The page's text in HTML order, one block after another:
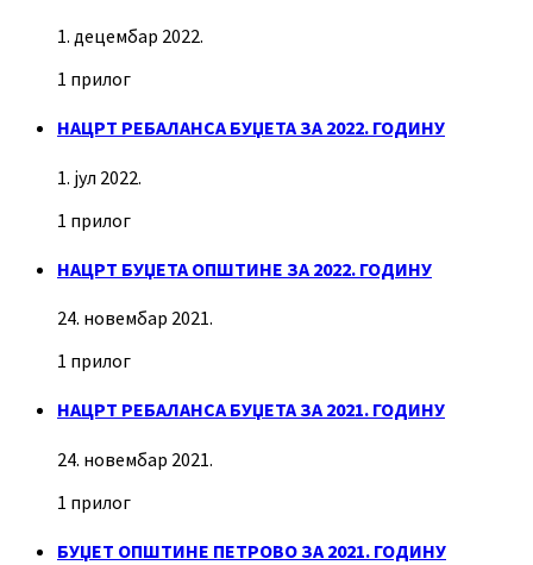
1. децембар 2022.
1 прилог
НАЦРТ РЕБАЛАНСА БУЏЕТА ЗА 2022. ГОДИНУ
1. јул 2022.
1 прилог
НАЦРТ БУЏЕТА ОПШТИНЕ ЗА 2022. ГОДИНУ
24. новембар 2021.
1 прилог
НАЦРТ РЕБАЛАНСА БУЏЕТА ЗА 2021. ГОДИНУ
24. новембар 2021.
1 прилог
БУЏЕТ ОПШТИНЕ ПЕТРОВО ЗА 2021. ГОДИНУ